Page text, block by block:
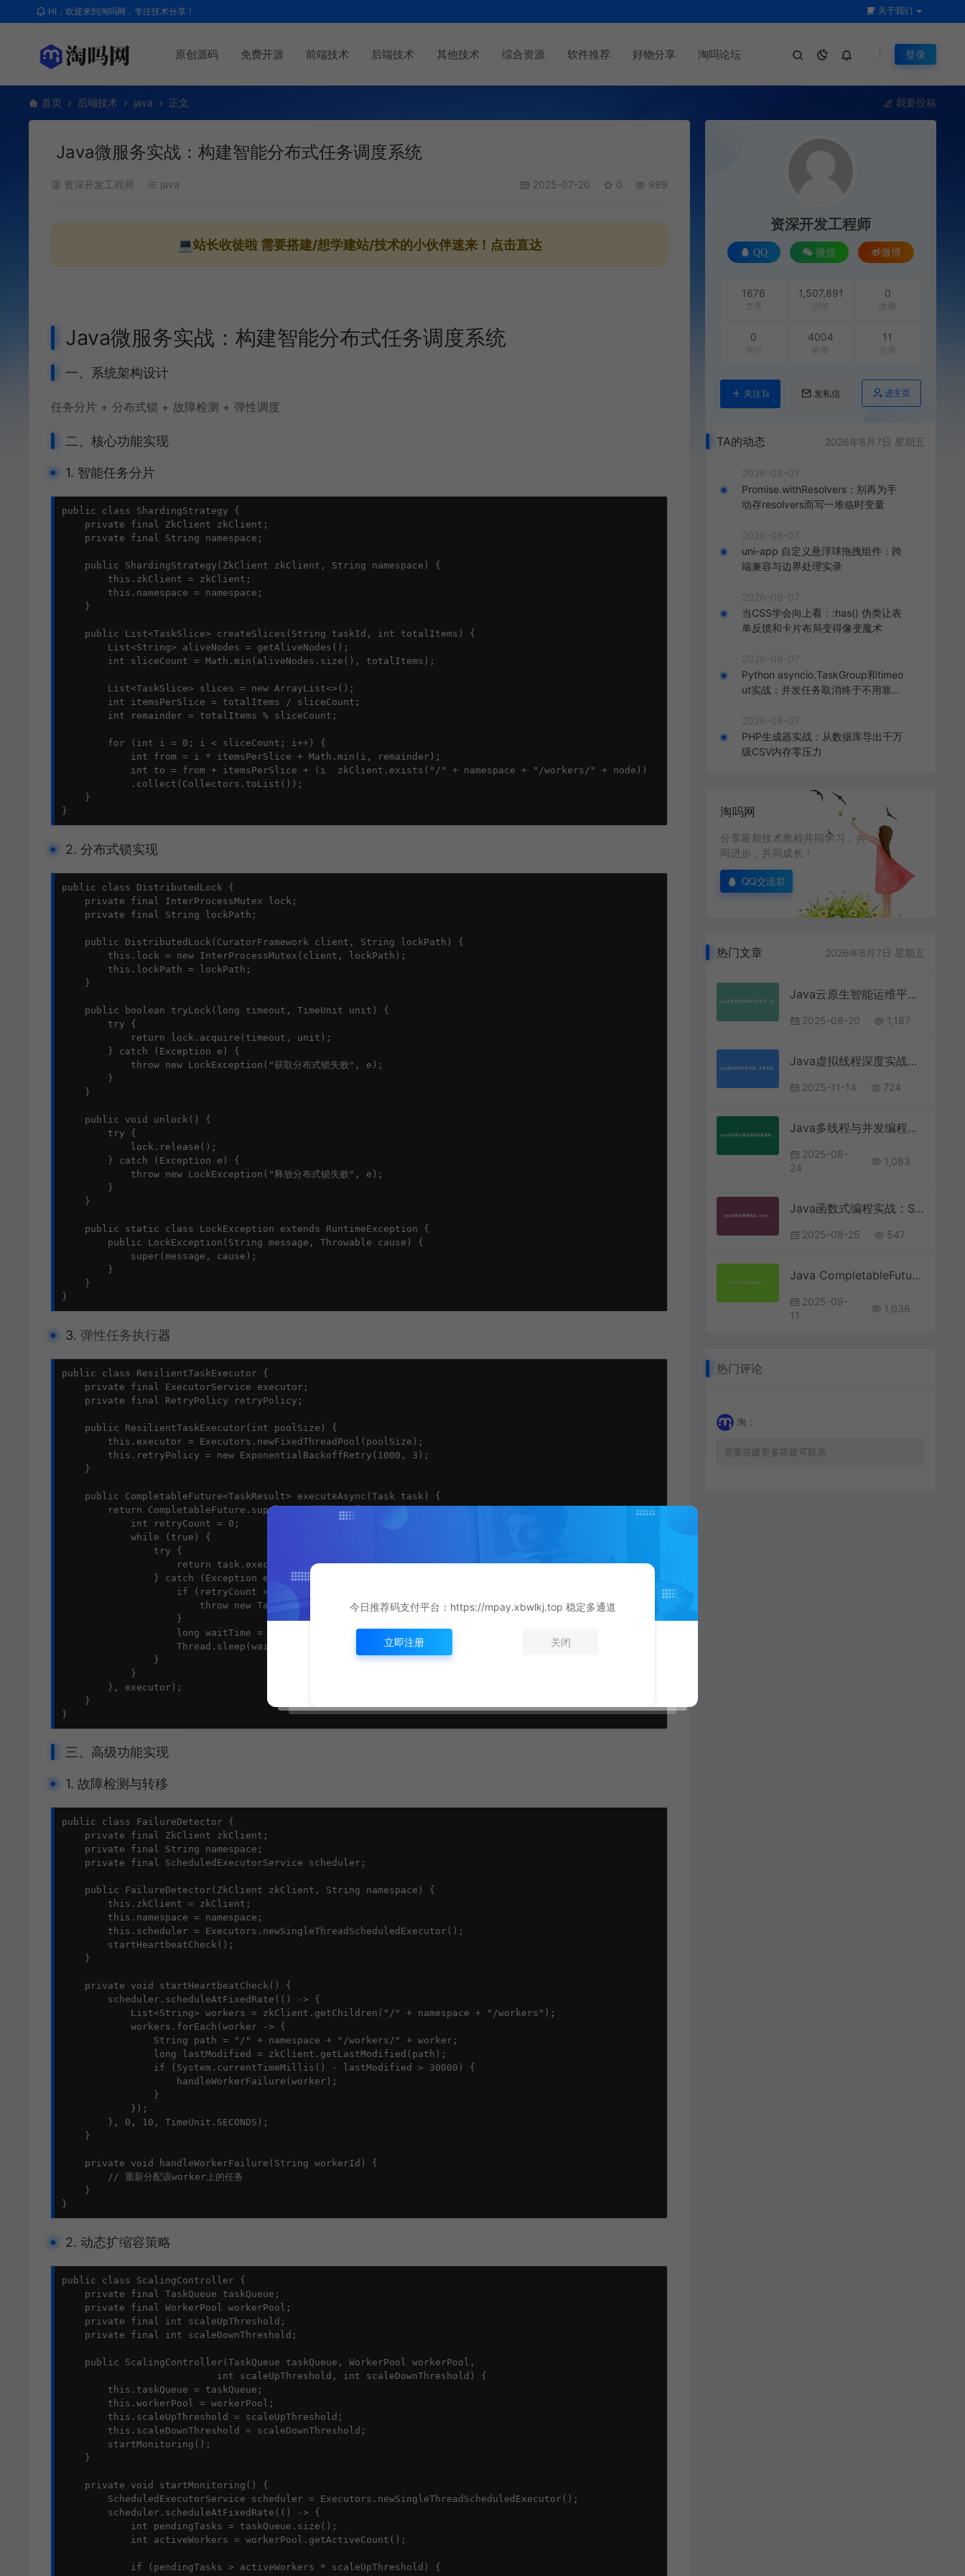
HI，欢迎来到淘吗网，专注技术分享！ 关于我们
原创源码 免费开源 前端技术 后端技术 其他技术 综合资源 软件推荐 好物分享 淘吗论坛 登录
首页 后端技术 java 正文 我要投稿
Java微服务实战：构建智能分布式任务调度系统
资深开发工程师 java 2025-07-20 0 989
💻站长收徒啦 需要搭建/想学建站/技术的小伙伴速来！点击直达
Java微服务实战：构建智能分布式任务调度系统
一、系统架构设计
任务分片 + 分布式锁 + 故障检测 + 弹性调度
二、核心功能实现
1. 智能任务分片
public class ShardingStrategy {
    private final ZkClient zkClient;
    private final String namespace;
    public ShardingStrategy(ZkClient zkClient, String namespace) {
        this.zkClient = zkClient;
        this.namespace = namespace;
    }
    public List<TaskSlice> createSlices(String taskId, int totalItems) {
        List<String> aliveNodes = getAliveNodes();
        int sliceCount = Math.min(aliveNodes.size(), totalItems);
        List<TaskSlice> slices = new ArrayList<>();
        int itemsPerSlice = totalItems / sliceCount;
        int remainder = totalItems % sliceCount;
        for (int i = 0; i < sliceCount; i++) {
            int from = i * itemsPerSlice + Math.min(i, remainder);
            int to = from + itemsPerSlice + (i  zkClient.exists("/" + namespace + "/workers/" + node))
            .collect(Collectors.toList());
    }
}
2. 分布式锁实现
public class DistributedLock {
    private final InterProcessMutex lock;
    private final String lockPath;
    public DistributedLock(CuratorFramework client, String lockPath) {
        this.lock = new InterProcessMutex(client, lockPath);
        this.lockPath = lockPath;
    }
    public boolean tryLock(long timeout, TimeUnit unit) {
        try {
            return lock.acquire(timeout, unit);
        } catch (Exception e) {
            throw new LockException("获取分布式锁失败", e);
        }
    }
    public void unlock() {
        try {
            lock.release();
        } catch (Exception e) {
            throw new LockException("释放分布式锁失败", e);
        }
    }
    public static class LockException extends RuntimeException {
        public LockException(String message, Throwable cause) {
            super(message, cause);
        }
    }
}
3. 弹性任务执行器
public class ResilientTaskExecutor {
    private final ExecutorService executor;
    private final RetryPolicy retryPolicy;
    public ResilientTaskExecutor(int poolSize) {
        this.executor = Executors.newFixedThreadPool(poolSize);
        this.retryPolicy = new ExponentialBackoffRetry(1000, 3);
    }
    public CompletableFuture<TaskResult> executeAsync(Task task) {
        return CompletableFuture.supplyAsync(() -> {
            int retryCount = 0;
            while (true) {
                try {
                    return task.execute();
                } catch (Exception e) {
                    if (retryCount >= retryPolicy.getMaxAttempts()) {
                        throw new TaskExecutionException("任务执行失败，重试次数耗尽");
                    }
                    long waitTime = retryPolicy.getSleepTime(retryCount++);
                    Thread.sleep(waitTime);
                }
            }
        }, executor);
    }
}
三、高级功能实现
1. 故障检测与转移
public class FailureDetector {
    private final ZkClient zkClient;
    private final String namespace;
    private final ScheduledExecutorService scheduler;
    public FailureDetector(ZkClient zkClient, String namespace) {
        this.zkClient = zkClient;
        this.namespace = namespace;
        this.scheduler = Executors.newSingleThreadScheduledExecutor();
        startHeartbeatCheck();
    }
    private void startHeartbeatCheck() {
        scheduler.scheduleAtFixedRate(() -> {
            List<String> workers = zkClient.getChildren("/" + namespace + "/workers");
            workers.forEach(worker -> {
                String path = "/" + namespace + "/workers/" + worker;
                long lastModified = zkClient.getLastModified(path);
                if (System.currentTimeMillis() - lastModified > 30000) {
                    handleWorkerFailure(worker);
                }
            });
        }, 0, 10, TimeUnit.SECONDS);
    }
    private void handleWorkerFailure(String workerId) {
        // 重新分配该worker上的任务
    }
}
2. 动态扩缩容策略
public class ScalingController {
    private final TaskQueue taskQueue;
    private final WorkerPool workerPool;
    private final int scaleUpThreshold;
    private final int scaleDownThreshold;
    public ScalingController(TaskQueue taskQueue, WorkerPool workerPool,
                           int scaleUpThreshold, int scaleDownThreshold) {
        this.taskQueue = taskQueue;
        this.workerPool = workerPool;
        this.scaleUpThreshold = scaleUpThreshold;
        this.scaleDownThreshold = scaleDownThreshold;
        startMonitoring();
    }
    private void startMonitoring() {
        ScheduledExecutorService scheduler = Executors.newSingleThreadScheduledExecutor();
        scheduler.scheduleAtFixedRate(() -> {
            int pendingTasks = taskQueue.size();
            int activeWorkers = workerPool.getActiveCount();
            if (pendingTasks > activeWorkers * scaleUpThreshold) {
资深开发工程师
QQ 微信 微博
1676
文章
1,507,891
浏览
0
收藏
0
评论
4004
标签
11
分类
关注Ta 发私信 进主页
TA的动态 2026年8月7日 星期五
2026-08-07
Promise.withResolvers：别再为手
动存resolvers而写一堆临时变量
2026-08-07
uni-app 自定义悬浮球拖拽组件：跨
端兼容与边界处理实录
2026-08-07
当CSS学会向上看：:has() 伪类让表
单反馈和卡片布局变得像变魔术
2026-08-07
Python asyncio.TaskGroup和timeo
ut实战：并发任务取消终于不用靠猜
2026-08-07
PHP生成器实战：从数据库导出千万
级CSV内存零压力
淘吗网
分享最新技术教程共同学习，共
同进步，共同成长！
QQ交流群
热门文章 2026年8月7日 星期五
Java云原生智能运维平台开发：从AI监控到自愈系统全栈实战 | Java分布式运维
2025-08-20 1,187
Java虚拟线程深度实战：高并发系统性能优化与架构设计指南
2025-11-14 724
Java多线程与并发编程实战指南 – 高并发系统开发核心技术
2025-08-
24
1,083
Java函数式编程实战：Stream API与Lambda表达式深度解析与应用
2025-08-25 547
Java CompletableFuture原理与高级应用实战 | 并发编程深度指南
2025-09-
11
1,036
热门评论
淘：
需要搭建更多搭建可联系
今日推荐码支付平台：https://mpay.xbwlkj.top 稳定多通道
立即注册 关闭